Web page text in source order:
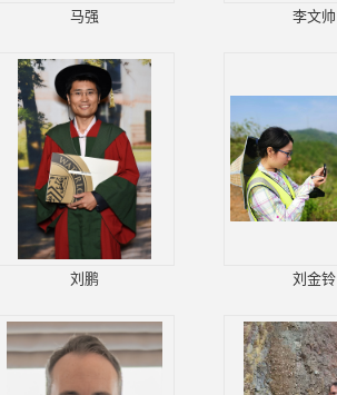
马强 李文帅
刘鹏 刘金铃